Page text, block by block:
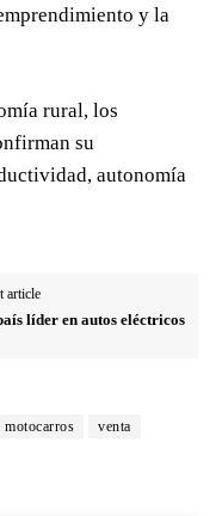
y la
rural, los
su
autonomía
article
líder en autos eléctricos
motocarros venta